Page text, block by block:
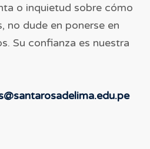
o inquietud sobre cómo
no dude en ponerse en
Su confianza es nuestra